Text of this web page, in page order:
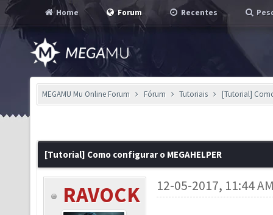
Home Forum Recentes
MEGAMU Mu Online Forum Fórum Tutoriais [Tutorial]
[Tutorial] Como configurar o MEGAHELPER
RAVOCK 12-05-2017, 11:44